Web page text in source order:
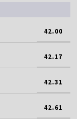
42.00
42.17
42.31
42.61